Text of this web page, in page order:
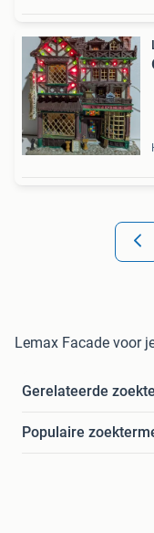
Lemax Facade voor
Gerelateerde
Populaire